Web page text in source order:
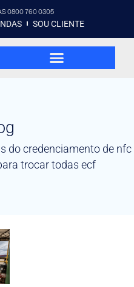
0800 760 0305
SOU CLIENTE
do credenciamento de nfc
trocar todas ecf